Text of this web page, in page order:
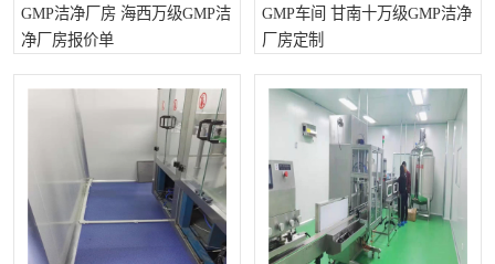
GMP洁净厂房 海西万级GMP洁
净厂房报价单
GMP车间 甘南十万级GMP洁净
厂房定制